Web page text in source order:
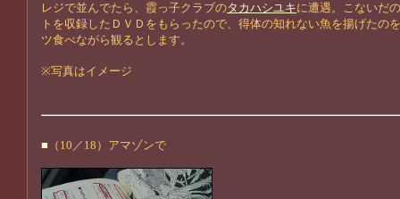
レジで並んでたら、霞っ子クラブのタカハシユキに遭遇。こないだ
トを収録したＤＶＤをもらったので、得体の知れない魚を揚げたの
ツ食べながら観るとします。
※写真はイメージ
■ （10／18）アマゾンで